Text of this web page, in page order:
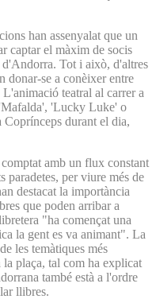
han assenyalat que un
captar el màxim de socis
d'Andorra. Tot i això, d'altres
donar-se a conèixer entre
teatral al carrer a
'Lucky Luke' o
durant el dia,
amb un flux constant
paradetes, per viure més de
destacat la importància
que poden arribar a
"ha començat una
la gent es va animant". La
les temàtiques més
la plaça, tal com ha explicat
també està a l'ordre
llibres.